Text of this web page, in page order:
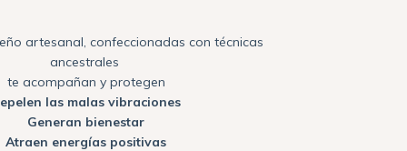
artesanal, confeccionadas con técnicas
ancestrales
te acompañan y protegen
las malas vibraciones
Generan bienestar
Atraen energías positivas